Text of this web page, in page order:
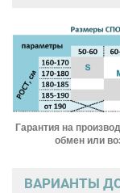
Гарантия на
обмен или
ВАРИАНТЫ